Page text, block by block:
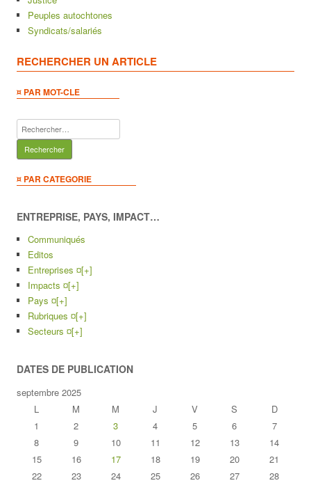
Peuples autochtones
Syndicats/salariés
RECHERCHER UN ARTICLE
¤ PAR MOT-CLE
Rechercher :
¤ PAR CATEGORIE
ENTREPRISE, PAYS, IMPACT…
Communiqués
Editos
Entreprises ¤[+]
Impacts ¤[+]
Pays ¤[+]
Rubriques ¤[+]
Secteurs ¤[+]
DATES DE PUBLICATION
septembre 2025
L
M M J V S
D
1
2 3 4 5 6
7
8
9 10 11 12 13
14
15
16 17 18 19 20
21
22
23 24 25 26 27 28